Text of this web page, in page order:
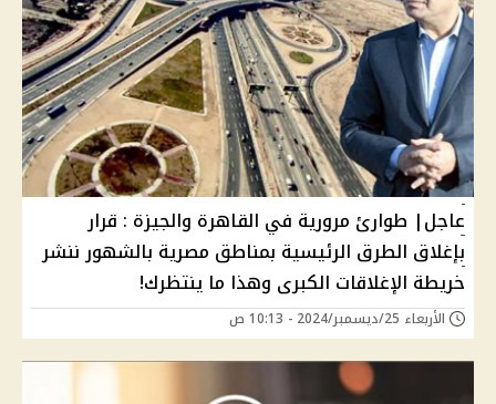
عاجل| طوارئ مرورية في القاهرة والجيزة : قرار
بإغلاق الطرق الرئيسية بمناطق مصرية بالشهور ننشر
خريطة الإغلاقات الكبرى وهذا ما ينتظرك!
الأربعاء 25/ديسمبر/2024 - 10:13 ص